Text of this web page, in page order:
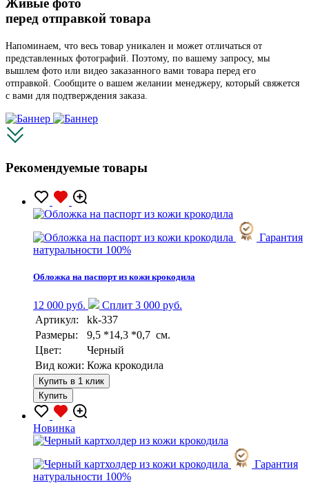
Живые фото
перед отправкой товара
Напоминаем, что весь товар уникален и может отличаться от
представленных фотографий. Поэтому, по вашему запросу, мы
вышлем фото или видео заказанного вами товара перед его
отправкой. Сообщите о вашем желании менеджеру, который свяжется
с вами для подтверждения заказа.
Рекомендуемые товары
Гарантия
натуральности 100%
Обложка на паспорт из кожи крокодила
12 000 руб.
Сплит 3 000 руб.
Артикул:
kk-337
Размеры:
9,5 *14,3 *0,7 см.
Цвет:
Черный
Вид кожи: Кожа крокодила
Купить в 1 клик
Купить
Новинка
Гарантия
натуральности 100%